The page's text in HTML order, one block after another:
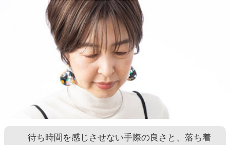
待ち時間を感じさせない手際の良さと、落ち着